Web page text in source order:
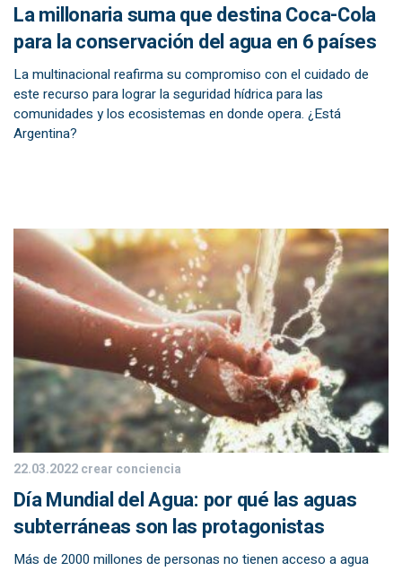
La millonaria suma que destina Coca-Cola
para la conservación del agua en 6 países
La multinacional reafirma su compromiso con el cuidado de
este recurso para lograr la seguridad hídrica para las
comunidades y los ecosistemas en donde opera. ¿Está
Argentina?
22.03.2022crear conciencia
Día Mundial del Agua: por qué las aguas
subterráneas son las protagonistas
Más de 2000 millones de personas no tienen acceso a agua